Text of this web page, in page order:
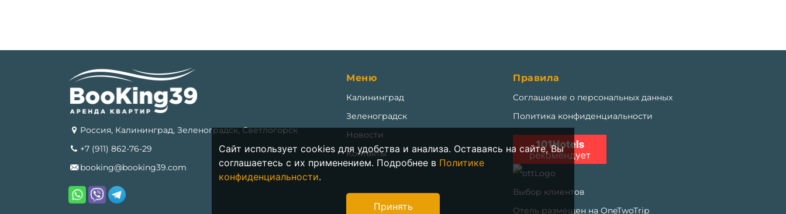
Сайт использует cookies для удобства и анализа. Оставаясь на сайте, Вы
соглашаетесь с их применением. Подробнее в Политике
конфиденциальности.
Принять
Россия, Калининград, Зеленоградск, Светлогорск
+7 (911) 862-76-29
booking@booking39.com
Меню
Калининград
Зеленоградск
Новости
Контакты
Правила
Соглашение о персональных данных
Политика конфиденциальности
Выбор клиентов
Отель размещен на OneTwoTrip